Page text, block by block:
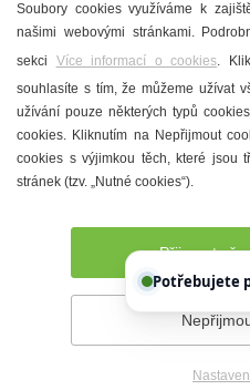
Městské
Denní
Prohlášení o přístupnosti
Soubory cookies využíváme k
našimi webovými stránkami.
sekci Více informací o cookies.
souhlasíte s tím, že můžeme užívat
užívání pouze některých typů
cookies. Kliknutím na Nepřijmout
cookies s výjimkou těch, které jsou
stránek (tzv. „Nutné cookies“).
Přijmout
Potřebujete poradit?